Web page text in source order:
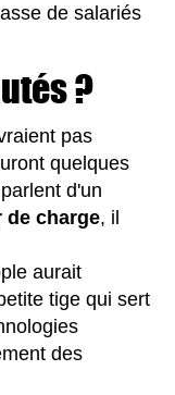
de salariés
?
pas
quelques
d'un
de charge, il
aurait
tige qui sert
des